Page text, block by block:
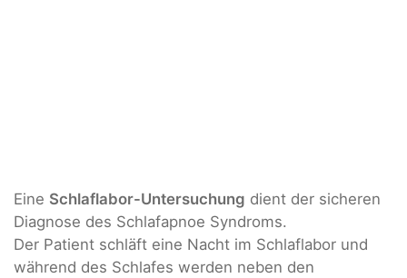
Eine Schlaflabor-Untersuchung dient der sicheren
Diagnose des Schlafapnoe Syndroms.
Der Patient schläft eine Nacht im Schlaflabor und
während des Schlafes werden neben den